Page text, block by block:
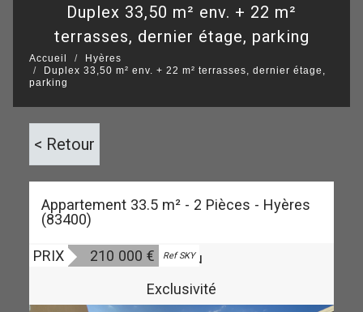
duplex 33,50 m² env. + 22 m²
terrasses, dernier étage, parking
Accueil
Hyères
Duplex 33,50 m² env. + 22 m² terrasses, dernier étage,
parking
< Retour
Appartement 33.5 m² - 2 Pièces - Hyères
(83400)
PRIX 210 000 € Ref SKY
Vendu
Exclusivité